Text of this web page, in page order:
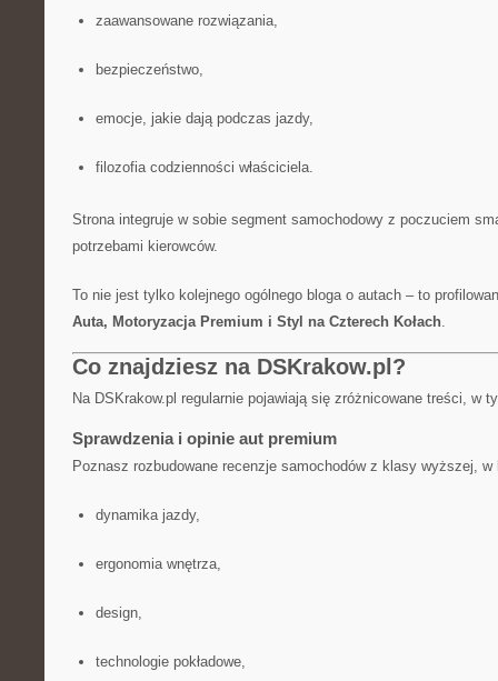
zaawansowane rozwiązania,
bezpieczeństwo,
emocje, jakie dają podczas jazdy,
filozofia codzienności właściciela.
Strona integruje w sobie segment samochodowy z poczuciem
potrzebami kierowców.
To nie jest tylko kolejnego ogólnego bloga o autach – to
Auta, Motoryzacja Premium i Styl na Czterech Kołach.
Co znajdziesz na DSKrakow.pl?
Na DSKrakow.pl regularnie pojawiają się zróżnicowane treści, w
Sprawdzenia i opinie aut premium
Poznasz rozbudowane recenzje samochodów z klasy wyższej,
dynamika jazdy,
ergonomia wnętrza,
design,
technologie pokładowe,